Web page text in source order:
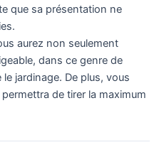
que sa présentation ne
aurez non seulement
dans ce genre de
jardinage. De plus, vous
de tirer la maximum